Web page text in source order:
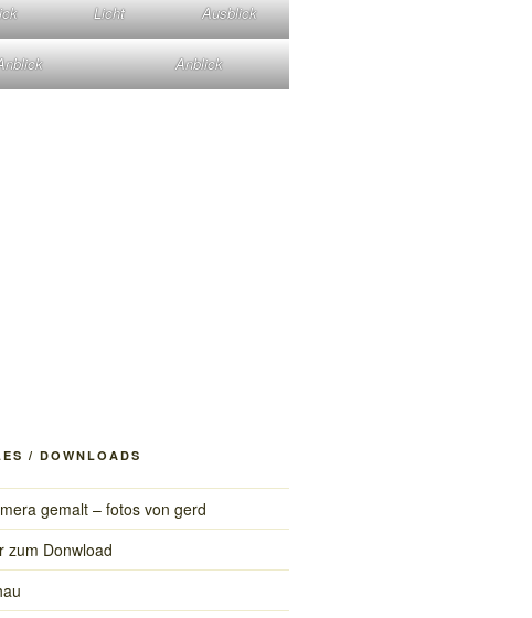
Licht Ausblick
Anblick
/ DOWNLOADS
gemalt – fotos von gerd
zum Donwload